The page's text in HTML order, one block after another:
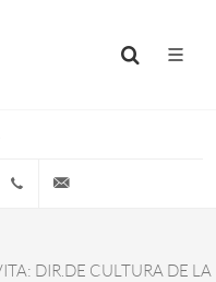
Instagram(+54)(9)3548-576073
SE EXHIBE LA
DIR.DE CULTURA DE LA